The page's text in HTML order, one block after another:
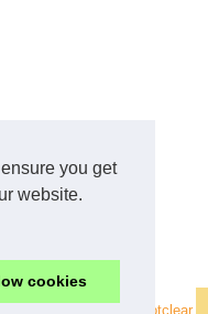
you get
website.
cookies
Dotclear